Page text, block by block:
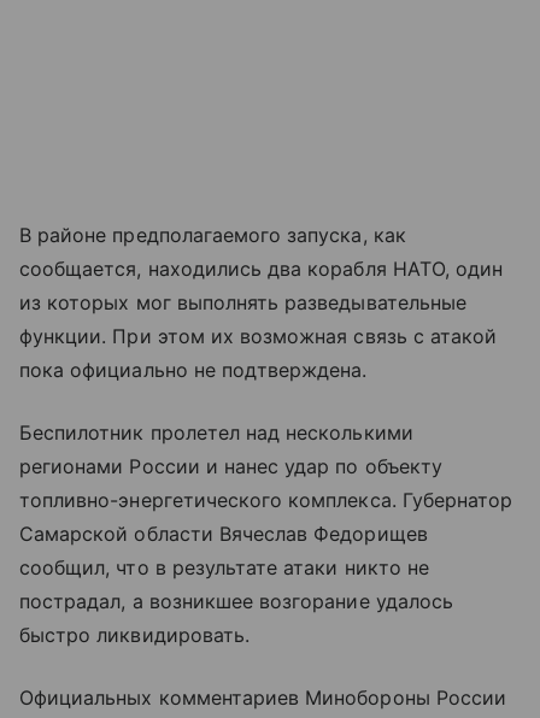
В районе предполагаемого запуска, как
сообщается, находились два корабля НАТО, один
из которых мог выполнять разведывательные
функции. При этом их возможная связь с атакой
пока официально не подтверждена.
Беспилотник пролетел над несколькими
регионами России и нанес удар по объекту
топливно-энергетического комплекса. Губернатор
Самарской области Вячеслав Федорищев
сообщил, что в результате атаки никто не
пострадал, а возникшее возгорание удалось
быстро ликвидировать.
Официальных комментариев Минобороны России